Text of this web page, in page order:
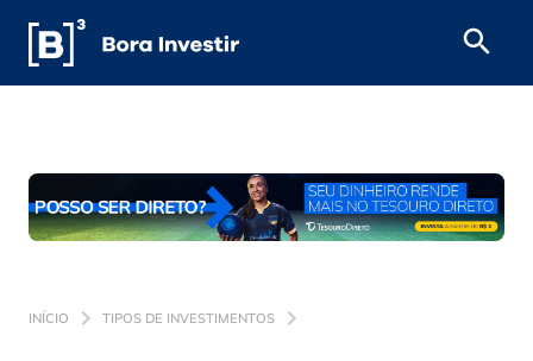
INÍCIO TIPOS DE INVESTIMENTOS